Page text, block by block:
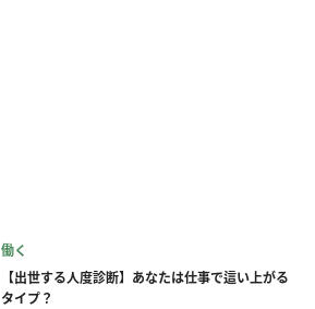
働く
【出世する人度診断】あなたは仕事で這い上がる
タイプ？